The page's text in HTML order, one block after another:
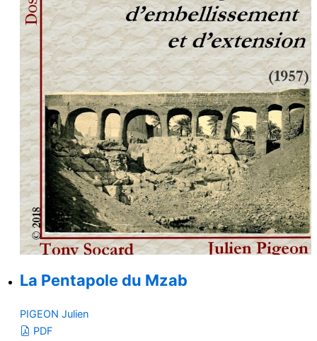
La Pentapole du Mzab
PIGEON Julien
PDF